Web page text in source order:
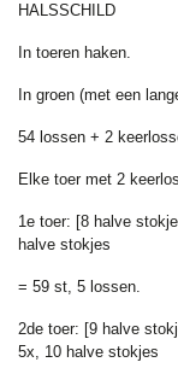
HALSSCHILD
In toeren haken.
In groen (met een
54 lossen + 2
Elke toer met 2
1e toer: [8 halve
halve stokjes
= 59 st, 5 lossen.
2de toer: [9 halve
5x, 10 halve stokjes